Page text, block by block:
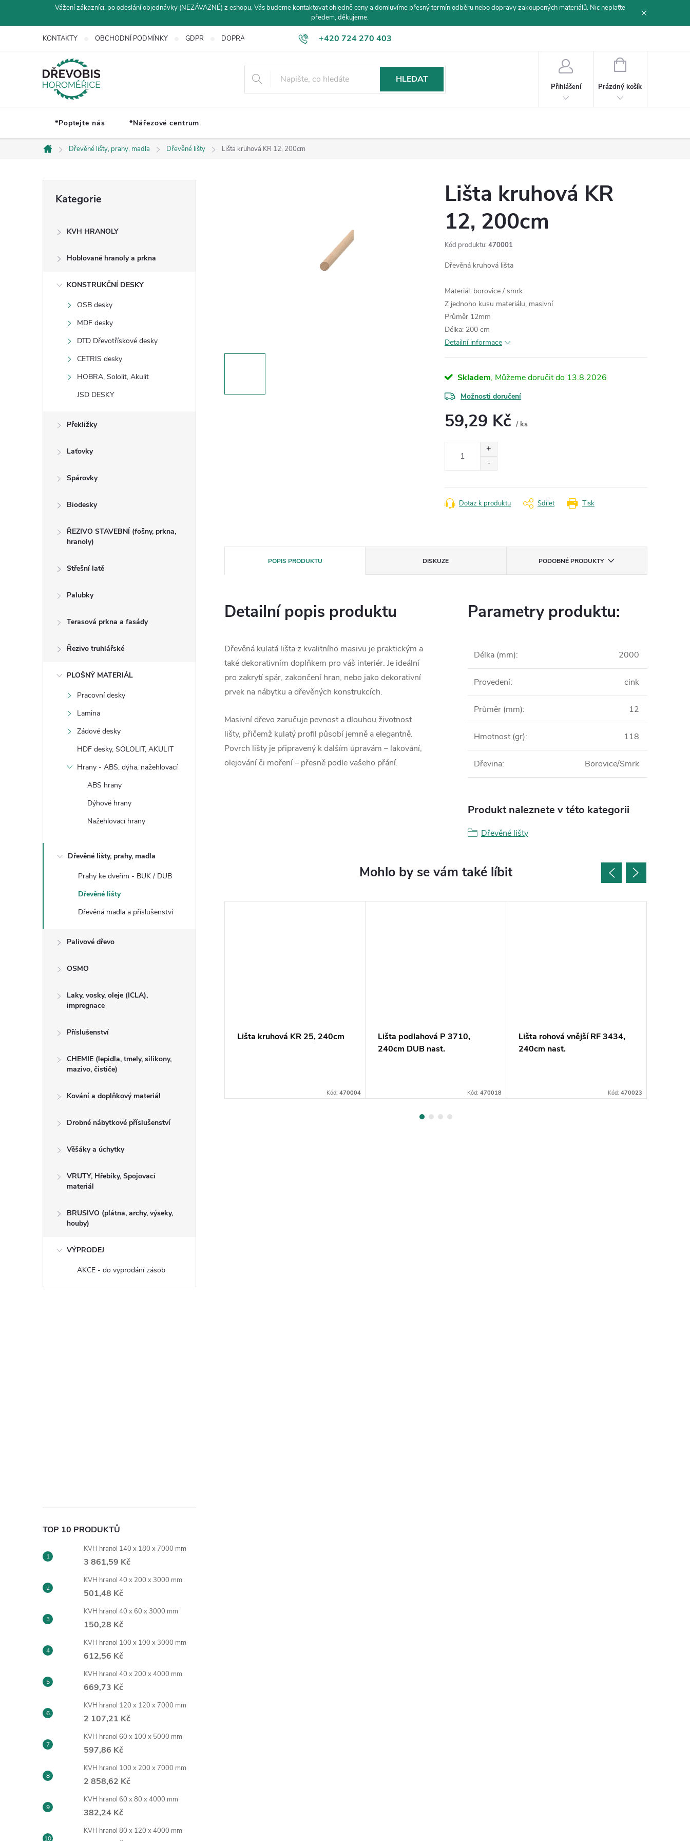
Vážení zákazníci, po odeslání objednávky (NEZÁVAZNÉ) z eshopu, Vás budeme kontaktovat ohledně ceny a domluvíme přesný termín odběru nebo dopravy zakoupených materiálů. Nic neplaťte
předem, děkujeme.
+420 724 270 403
KONTAKTY OBCHODNÍ PODMÍNKY GDPR DOPRAVA A PLATBA
HLEDAT
Přihlášení
NÁKUPNÍ
Prázdný košík
*Poptejte nás *Nářezové centrum
Domů
Dřevěné lišty, prahy, madla Dřevěné lišty Lišta kruhová KR 12, 200cm
kategorie
Kategorie
KVH HRANOLY
Hoblované hranoly a prkna
KONSTRUKČNÍ DESKY
OSB desky
MDF desky
DTD Dřevotřískové desky
CETRIS desky
HOBRA, Sololit, Akulit
JSD DESKY
Překližky
Laťovky
Spárovky
Biodesky
ŘEZIVO STAVEBNÍ (fošny, prkna,
hranoly)
Střešní latě
Palubky
Terasová prkna a fasády
Řezivo truhlářské
PLOŠNÝ MATERIÁL
Pracovní desky
Lamina
Zádové desky
HDF desky, SOLOLIT, AKULIT
Hrany - ABS, dýha, nažehlovací
ABS hrany
Dýhové hrany
Nažehlovací hrany
Dřevěné lišty, prahy, madla
Prahy ke dveřím - BUK / DUB
Dřevěné lišty
Dřevěná madla a příslušenství
Palivové dřevo
OSMO
Laky, vosky, oleje (ICLA),
impregnace
Příslušenství
CHEMIE (lepidla, tmely, silikony,
mazivo, čističe)
Kování a doplňkový materiál
Drobné nábytkové příslušenství
Věšáky a úchytky
VRUTY, Hřebíky, Spojovací
materiál
BRUSIVO (plátna, archy, výseky,
houby)
VÝPRODEJ
AKCE - do vyprodání zásob
TOP 10 PRODUKTŮ
KVH hranol 140 x 180 x 7000 mm
3 861,59 Kč
KVH hranol 40 x 200 x 3000 mm
501,48 Kč
KVH hranol 40 x 60 x 3000 mm
150,28 Kč
KVH hranol 100 x 100 x 3000 mm
612,56 Kč
KVH hranol 40 x 200 x 4000 mm
669,73 Kč
KVH hranol 120 x 120 x 7000 mm
2 107,21 Kč
KVH hranol 60 x 100 x 5000 mm
597,86 Kč
KVH hranol 100 x 200 x 7000 mm
2 858,62 Kč
KVH hranol 60 x 80 x 4000 mm
382,24 Kč
KVH hranol 80 x 120 x 4000 mm
Lišta kruhová KR
12, 200cm
Kód produktu: 470001
Dřevěná kruhová lišta
Materiál: borovice / smrk
Z jednoho kusu materiálu, masivní
Průměr 12mm
Délka: 200 cm
Detailní informace
Skladem 13.8.2026
Možnosti doručení
59,29 Kč / ks
Tisk
Dotaz k produktu Sdílet
POPIS PRODUKTU DISKUZE PODOBNÉ PRODUKTY
Detailní popis produktu
Dřevěná kulatá lišta z kvalitního masivu je praktickým a
také dekorativním doplňkem pro váš interiér. Je ideální
pro zakrytí spár, zakončení hran, nebo jako dekorativní
prvek na nábytku a dřevěných konstrukcích.
Masivní dřevo zaručuje pevnost a dlouhou životnost
lišty, přičemž kulatý profil působí jemně a elegantně.
Povrch lišty je připravený k dalším úpravám – lakování,
olejování či moření – přesně podle vašeho přání.
Parametry produktu:
Délka (mm): 2000
Provedení: cink
Průměr (mm): 12
Hmotnost (gr): 118
Dřevina: Borovice/Smrk
Produkt naleznete v této kategorii
Dřevěné lišty
vnější RF 3434,
Kód: 470023
Lišta krycí K 2504, 240cm Lišta kruhová KR 25, 240cm
Kód: 470004
Lišta podlahová P 3710,
240cm DUB nast.
Kód: 470018
Lišta rohová vnější RF 3434,
240cm nast.
Kód: 470023